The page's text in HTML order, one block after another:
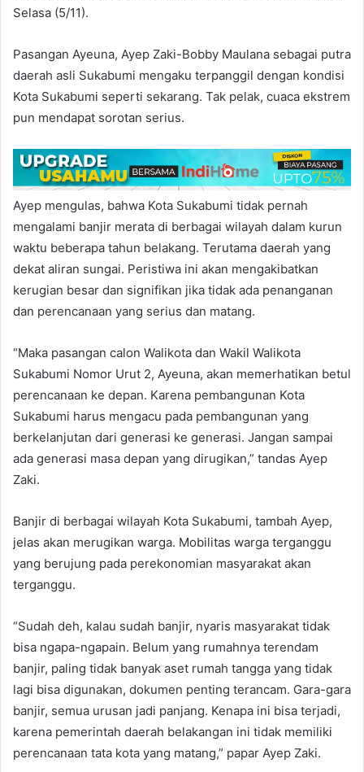
Selasa (5/11).
Pasangan Ayeuna, Ayep Zaki-Bobby Maulana sebagai putra
daerah asli Sukabumi mengaku terpanggil dengan kondisi
Kota Sukabumi seperti sekarang. Tak pelak, cuaca ekstrem
pun mendapat sorotan serius.
Ayep mengulas, bahwa Kota Sukabumi tidak pernah
mengalami banjir merata di berbagai wilayah dalam kurun
waktu beberapa tahun belakang. Terutama daerah yang
dekat aliran sungai. Peristiwa ini akan mengakibatkan
kerugian besar dan signifikan jika tidak ada penanganan
dan perencanaan yang serius dan matang.
“Maka pasangan calon Walikota dan Wakil Walikota
Sukabumi Nomor Urut 2, Ayeuna, akan memerhatikan betul
perencanaan ke depan. Karena pembangunan Kota
Sukabumi harus mengacu pada pembangunan yang
berkelanjutan dari generasi ke generasi. Jangan sampai
ada generasi masa depan yang dirugikan,” tandas Ayep
Zaki.
Banjir di berbagai wilayah Kota Sukabumi, tambah Ayep,
jelas akan merugikan warga. Mobilitas warga terganggu
yang berujung pada perekonomian masyarakat akan
terganggu.
“Sudah deh, kalau sudah banjir, nyaris masyarakat tidak
bisa ngapa-ngapain. Belum yang rumahnya terendam
banjir, paling tidak banyak aset rumah tangga yang tidak
lagi bisa digunakan, dokumen penting terancam. Gara-gara
banjir, semua urusan jadi panjang. Kenapa ini bisa terjadi,
karena pemerintah daerah belakangan ini tidak memiliki
perencanaan tata kota yang matang,” papar Ayep Zaki.